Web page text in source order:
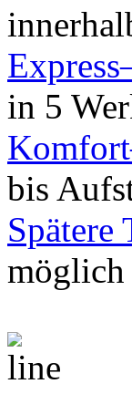
in 5
bis
Spätere
möglich